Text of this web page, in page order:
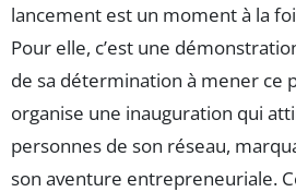
lancement est un moment à la
Pour elle, c’est une
de sa détermination à mener ce
organise une inauguration qui
personnes de son réseau,
son aventure entrepreneuriale.